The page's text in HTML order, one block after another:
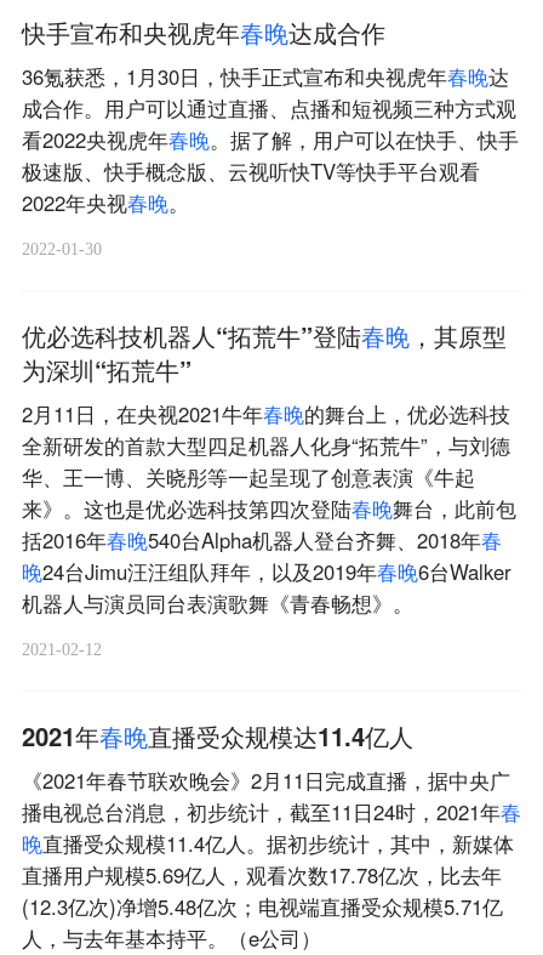
快手宣布和央视虎年春晚达成合作
36氪获悉，1月30日，快手正式宣布和央视虎年春晚达
成合作。用户可以通过直播、点播和短视频三种方式观
看2022央视虎年春晚。据了解，用户可以在快手、快手
极速版、快手概念版、云视听快TV等快手平台观看
2022年央视春晚。
2022-01-30
优必选科技机器人“拓荒牛”登陆春晚，其原型
为深圳“拓荒牛”
2月11日，在央视2021牛年春晚的舞台上，优必选科技
全新研发的首款大型四足机器人化身“拓荒牛”，与刘德
华、王一博、关晓彤等一起呈现了创意表演《牛起
来》。这也是优必选科技第四次登陆春晚舞台，此前包
括2016年春晚540台Alpha机器人登台齐舞、2018年春
晚24台Jimu汪汪组队拜年，以及2019年春晚6台Walker
机器人与演员同台表演歌舞《青春畅想》。
2021-02-12
2021年春晚直播受众规模达11.4亿人
《2021年春节联欢晚会》2月11日完成直播，据中央广
播电视总台消息，初步统计，截至11日24时，2021年春
晚直播受众规模11.4亿人。据初步统计，其中，新媒体
直播用户规模5.69亿人，观看次数17.78亿次，比去年
(12.3亿次)净增5.48亿次；电视端直播受众规模5.71亿
人，与去年基本持平。（e公司）